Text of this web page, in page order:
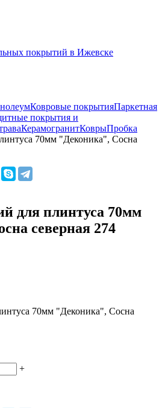
покрытий в Ижевске
Ковровые покрытияПаркетная
покрытия и
КерамогранитКоврыПробка
70мм "Деконика", Сосна
для плинтуса 70мм
северная 274
70мм "Деконика", Сосна
+